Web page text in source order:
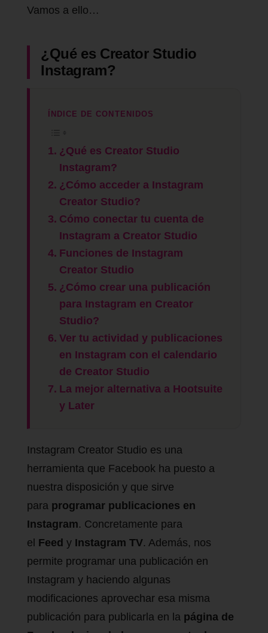
Vamos a ello…
¿Qué es Creator Studio
Instagram?
ÍNDICE DE CONTENIDOS
¿Qué es Creator Studio
Instagram?
¿Cómo acceder a Instagram
Creator Studio?
Cómo conectar tu cuenta de
Instagram a Creator Studio
Funciones de Instagram
Creator Studio
¿Cómo crear una publicación
para Instagram en Creator
Studio?
Ver tu actividad y publicaciones
en Instagram con el calendario
de Creator Studio
La mejor alternativa a Hootsuite
y Later
Instagram Creator Studio es una
herramienta que Facebook ha puesto a
nuestra disposición y que sirve
para programar publicaciones en
Instagram. Concretamente para
el Feed y Instagram TV. Además, nos
permite programar una publicación en
Instagram y haciendo algunas
modificaciones aprovechar esa misma
publicación para publicarla en la página de